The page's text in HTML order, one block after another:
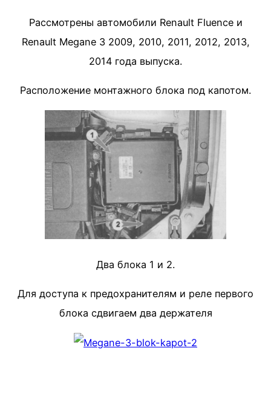
Рассмотрены автомобили Renault Fluence и
Renault Megane 3 2009, 2010, 2011, 2012, 2013,
2014 года выпуска.
Расположение монтажного блока под капотом.
Два блока 1 и 2.
Для доступа к предохранителям и реле первого
блока сдвигаем два держателя